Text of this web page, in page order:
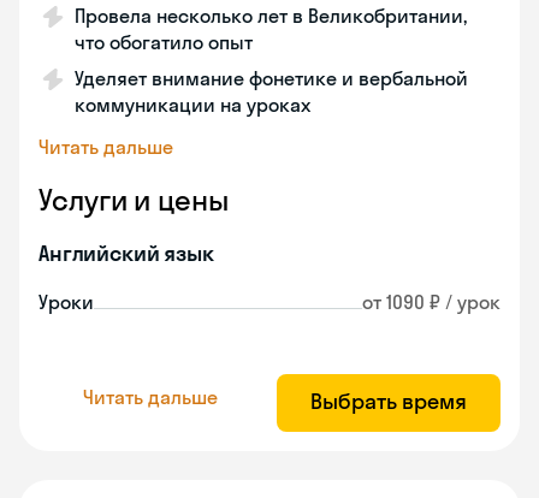
Провела несколько лет в Великобритании,
что обогатило опыт
Уделяет внимание фонетике и вербальной
коммуникации на уроках
Читать дальше
Услуги и цены
Английский язык
Уроки от 1090 ₽ / урок
Читать дальше Выбрать время